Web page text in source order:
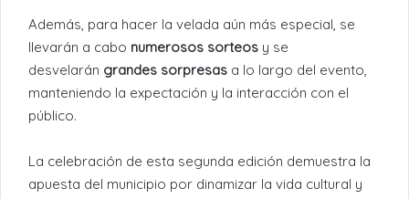
Además, para hacer la velada aún más especial, se
llevarán a cabo numerosos sorteos y se
desvelarán grandes sorpresas a lo largo del evento,
manteniendo la expectación y la interacción con el
público.
La celebración de esta segunda edición demuestra la
apuesta del municipio por dinamizar la vida cultural y